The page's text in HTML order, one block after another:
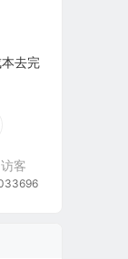
去完
访客